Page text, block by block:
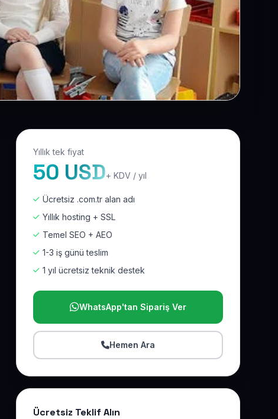
Yıllık tek fiyat
50 USD+ KDV / yıl
Ücretsiz .com.tr alan adı
Yıllık hosting + SSL
Temel SEO + AEO
1-3 iş günü teslim
1 yıl ücretsiz teknik destek
WhatsApp'tan Sipariş Ver
Hemen Ara
Ücretsiz Teklif Alın